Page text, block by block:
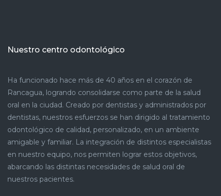
Nuestro centro odontológico
Ha funcionado hace más de 40 años en el corazón de
Rancagua, logrando consolidarse como parte de la salud
oral en la ciudad. Creado por dentistas y administrados por
dentistas, nuestros esfuerzos se han dirigido al tratamiento
odontológico de calidad, personalizado, en un ambiente
amigable y familiar. La integración de distintos especialistas
en nuestro equipo, nos permiten lograr estos objetivos,
abarcando las distintas necesidades de salud oral de
nuestros pacientes.